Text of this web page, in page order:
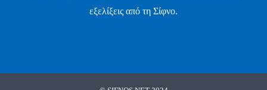
εξελίξεις από τη Σίφνο.